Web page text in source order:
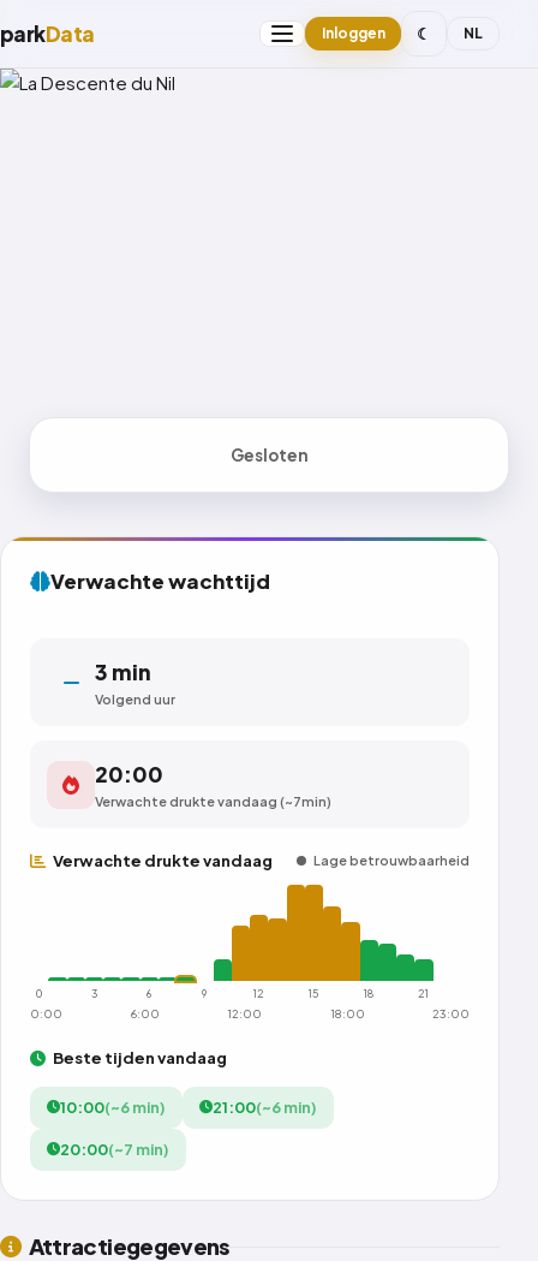
parkData Inloggen ☾ NL
FLATRIDE GESLOTEN
La Descente du Nil
Onbekend
GEM. WACHTTIJD
Gesloten
Verwachte wachttijd
3 min
Volgend uur
20:00
Verwachte drukte vandaag (~7min)
Verwachte drukte vandaag Lage betrouwbaarheid
0 3 6 9 12 15 18 21
0:00 6:00 12:00 18:00 23:00
Beste tijden vandaag
10:00(~6 min) 21:00(~6 min)
20:00(~7 min)
Attractiegegevens